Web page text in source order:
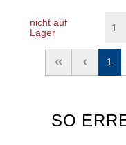
nicht auf
Lager
<< < 1
SO